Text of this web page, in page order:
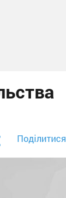
Поділитися